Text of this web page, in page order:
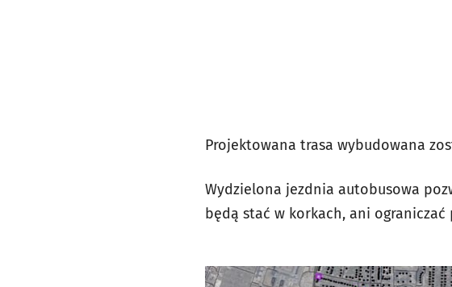
Projektowana trasa wybudowana
Wydzielona jezdnia autobusowa
będą stać w korkach, ani